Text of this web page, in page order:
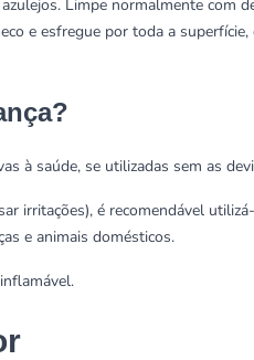
Limpe normalmente com
e esfregue por toda a
à saúde, se utilizadas sem as
irritações), é recomendável
e animais domésticos.